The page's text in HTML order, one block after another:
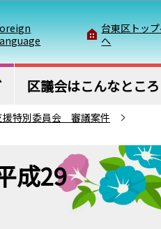
移動
台東区トッ
へ
区議会はこんなところ
援特別委員会 審議案件
成29